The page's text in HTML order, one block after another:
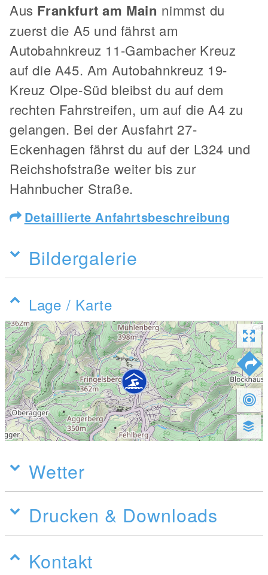
Aus Frankfurt am Main nimmst du
zuerst die A5 und fährst am
Autobahnkreuz 11-Gambacher Kreuz
auf die A45. Am Autobahnkreuz 19-
Kreuz Olpe-Süd bleibst du auf dem
rechten Fahrstreifen, um auf die A4 zu
gelangen. Bei der Ausfahrt 27-
Eckenhagen fährst du auf der L324 und
Reichshofstraße weiter bis zur
Hahnbucher Straße.
Detaillierte Anfahrtsbeschreibung
Bildergalerie
Lage / Karte
Wetter
Drucken & Downloads
Kontakt